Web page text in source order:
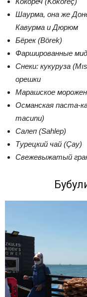
Шаурма, она же
Кавурма и Дюрюм
Бёрек (Börek)
Фаршированные
Снеки: кукуруза
орешки
Марашское
Османская паста-
macunu)
Салеп (Sahlep)
Турецкий чай (Çay)
Свежевыжатый